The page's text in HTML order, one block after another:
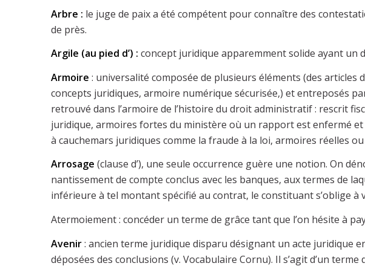
Arbre : le juge de paix a été compétent pour connaître des
de près.
Argile (au pied d’) : concept juridique apparemment solide ayant un
Armoire : universalité composée de plusieurs éléments (des articles
concepts juridiques, armoire numérique sécurisée,) et entreposés
retrouvé dans l’armoire de l’histoire du droit administratif : rescrit
juridique, armoires fortes du ministère où un rapport est enfermé
à cauchemars juridiques comme la fraude à la loi, armoires réelles
Arrosage (clause d’), une seule occurrence guère une notion. On
nantissement de compte conclus avec les banques, aux termes de
inférieure à tel montant spécifié au contrat, le constituant s’oblige
Atermoiement : concéder un terme de grâce tant que l’on hésite à
Avenir: ancien terme juridique disparu désignant un acte juridique
déposées des conclusions (v. Vocabulaire Cornu). Il s’agit d’un